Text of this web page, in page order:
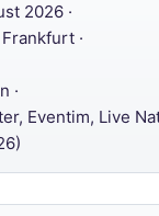
2026 ·
·
·
Eventim, Live